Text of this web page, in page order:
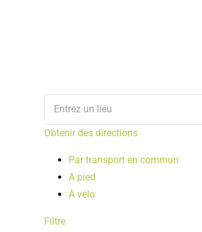
Obtenir des directions
Par transport en commun
A pied
À vélo
Filtre